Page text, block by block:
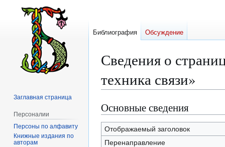
Сведения о
техника связи»
Перейти
к
навигации
Перейти
к
поиску
Основные сведения
Отображаемый заголовок
Перенаправление
Библиография Обсуждение
Заглавная страница
Персоналии
Персоны по алфавиту
Книжные издания по
авторам